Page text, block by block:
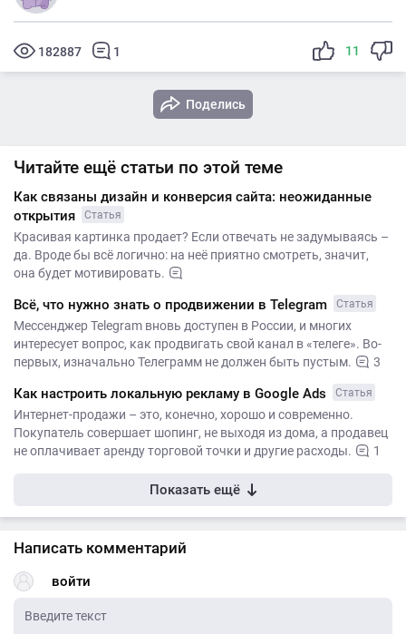
182887 1 11
Поделись
Читайте ещё статьи по этой теме
Как связаны дизайн и конверсия сайта: неожиданные
открытия
Статья
Красивая картинка продает? Если отвечать не задумываясь –
да. Вроде бы всё логично: на неё приятно смотреть, значит,
она будет мотивировать.
Всё, что нужно знать о продвижении в Telegram Статья
Мессенджер Telegram вновь доступен в России, и многих
интересует вопрос, как продвигать свой канал в «телеге». Во-
первых, изначально Телеграмм не должен быть пустым.
3
Как настроить локальную рекламу в Google Ads Статья
Интернет-продажи – это, конечно, хорошо и современно.
Покупатель совершает шопинг, не выходя из дома, а продавец
не оплачивает аренду торговой точки и другие расходы.
1
Показать ещё
Написать комментарий
войти